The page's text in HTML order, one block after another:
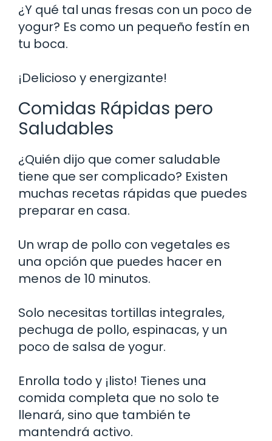
¿Y qué tal unas fresas con un poco de
yogur? Es como un pequeño festín en
tu boca.
¡Delicioso y energizante!
Comidas Rápidas pero
Saludables
¿Quién dijo que comer saludable
tiene que ser complicado? Existen
muchas recetas rápidas que puedes
preparar en casa.
Un wrap de pollo con vegetales es
una opción que puedes hacer en
menos de 10 minutos.
Solo necesitas tortillas integrales,
pechuga de pollo, espinacas, y un
poco de salsa de yogur.
Enrolla todo y ¡listo! Tienes una
comida completa que no solo te
llenará, sino que también te
mantendrá activo.